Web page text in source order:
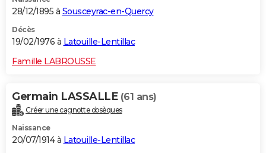
28/12/1895 à Sousceyrac-en-Quercy
Décès
19/02/1976 à Latouille-Lentillac
Famille LABROUSSE
Germain LASSALLE (61 ans)
Créer une cagnotte obsèques
Naissance
20/07/1914 à Latouille-Lentillac